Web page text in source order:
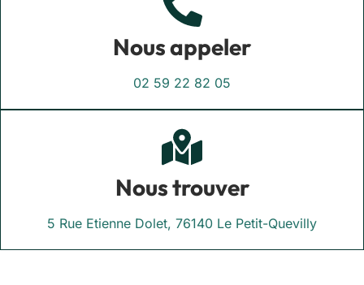
Nous appeler
02 59 22 82 05
Nous trouver
5 Rue Etienne Dolet, 76140 Le Petit-Quevilly